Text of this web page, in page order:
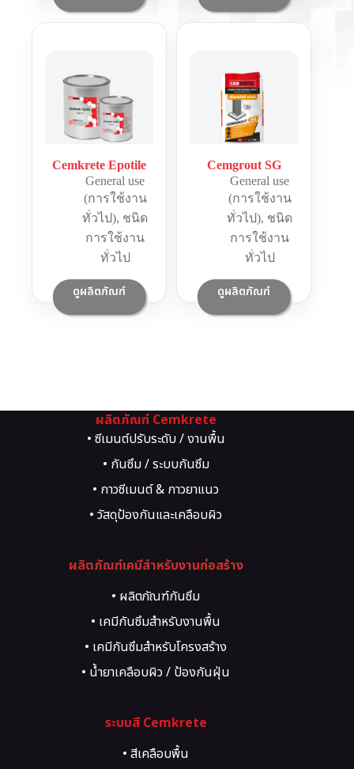
Cemkrete Epotile
General use
(การใช้งาน
ทั่วไป), ชนิด
การใช้งาน
ทั่วไป
ดูผลิตภัณฑ์
Cemgrout SG
General use
(การใช้งาน
ทั่วไป), ชนิด
การใช้งาน
ทั่วไป
ดูผลิตภัณฑ์
ผลิตภัณฑ์ Cemkrete
• ซีเมนต์ปรับระดับ / งานพื้น
• กันซึม / ระบบกันซึม
• กาวซีเมนต์ & กาวยาแนว
• วัสดุป้องกันและเคลือบผิว
• น้ำยาผสมคอนกรีต
• งานสีตกแต่งผิว
• ระบบพื้นอุตสาหกรรม
• อีพ็อกซี่ / พียู
• งานกระเบื้อง / ปูกระเบื้อง
ผลิตภัณฑ์เคมีสำหรับงานก่อสร้าง
• ผลิตภัณฑ์กันซึม
• เคมีกันซึมสำหรับงานพื้น
• เคมีกันซึมสำหรับโครงสร้าง
• น้ำยาเคลือบผิว / ป้องกันฝุ่น
• เคมีภัณฑ์สำหรับซ่อมรอยร้าว
ระบบสี Cemkrete
• สีเคลือบพื้น